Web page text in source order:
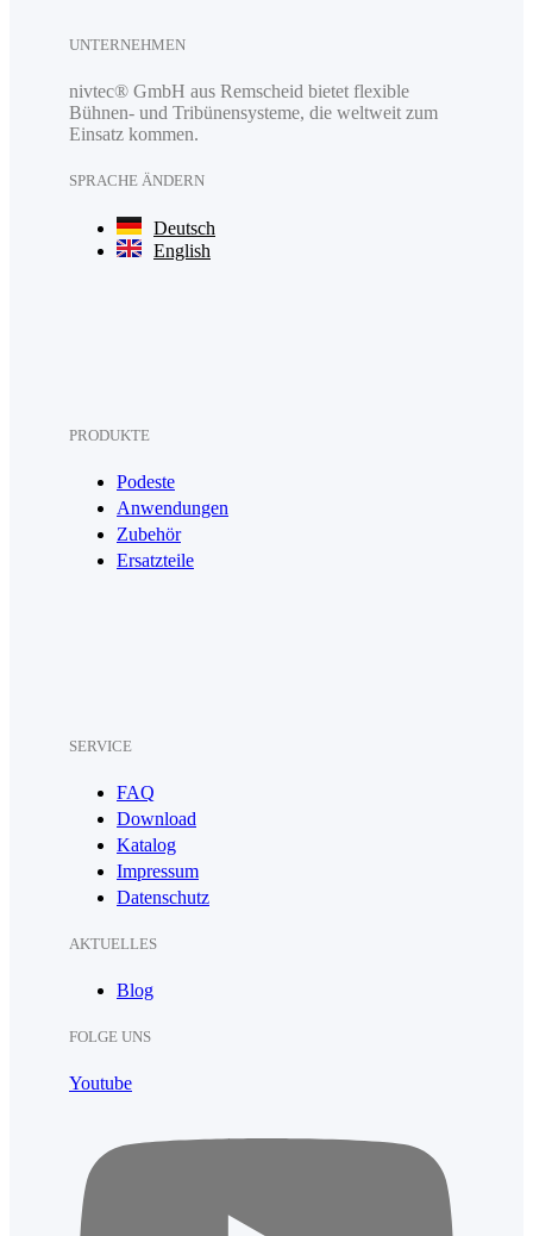
UNTERNEHMEN
nivtec® GmbH aus Remscheid bietet flexible
Bühnen- und Tribünensysteme, die weltweit zum
Einsatz kommen.
SPRACHE ÄNDERN
Deutsch
English
PRODUKTE
Podeste
Anwendungen
Zubehör
Ersatzteile
SERVICE
FAQ
Download
Katalog
Impressum
Datenschutz
AKTUELLES
Blog
FOLGE UNS
Youtube